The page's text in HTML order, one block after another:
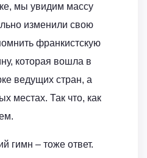
мы увидим массу
изменили свою
франкистскую
которая вошла в
ведущих стран, а
местах. Так что, как
гимн – тоже ответ.